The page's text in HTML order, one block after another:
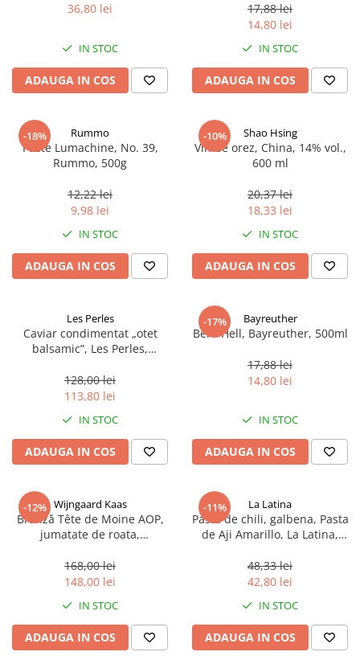
36,80 lei
IN STOC
ADAUGA IN COS
17,88 lei
14,80 lei
IN STOC
ADAUGA IN COS
-18% Rummo
Paste Lumachine, No. 39,
Rummo, 500g
12,22 lei
9,98 lei
IN STOC
ADAUGA IN COS
-10% Shao Hsing
Vin de orez, China, 14% vol.,
600 ml
20,37 lei
18,33 lei
IN STOC
ADAUGA IN COS
Les Perles
Caviar condimentat „otet
balsamic”, Les Perles,
sferice, 200 g
128,00 lei
113,80 lei
IN STOC
ADAUGA IN COS
-17% Bayreuther
Bere Hell, Bayreuther, 500ml
17,88 lei
14,80 lei
IN STOC
ADAUGA IN COS
-12% Wijngaard Kaas
Brânză Tête de Moine AOP,
jumatate de roata,
168,00 lei
148,00 lei
IN STOC
ADAUGA IN COS
-11% La Latina
Pasta de chili, galbena, Pasta
de Aji Amarillo, La Latina,
48,33 lei
42,80 lei
IN STOC
ADAUGA IN COS